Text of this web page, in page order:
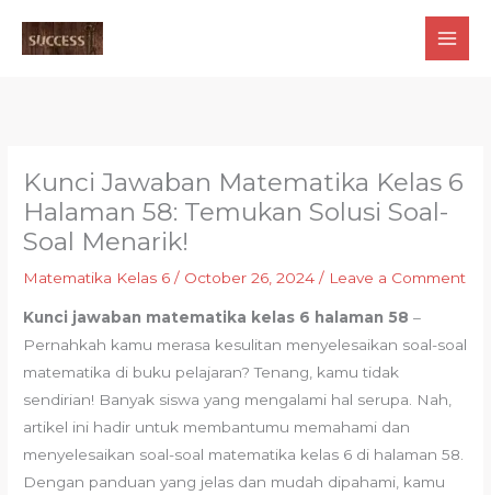
Kunci Jawaban Matematika Kelas 6
Halaman 58: Temukan Solusi Soal-
Soal Menarik!
Matematika Kelas 6 / October 26, 2024/ Leave a Comment
Kunci jawaban matematika kelas 6 halaman 58 –
Pernahkah kamu merasa kesulitan menyelesaikan soal-soal
matematika di buku pelajaran? Tenang, kamu tidak
sendirian! Banyak siswa yang mengalami hal serupa. Nah,
artikel ini hadir untuk membantumu memahami dan
menyelesaikan soal-soal matematika kelas 6 di halaman 58.
Dengan panduan yang jelas dan mudah dipahami, kamu